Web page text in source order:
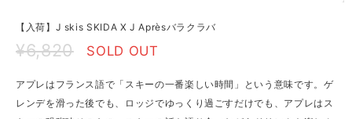
【入荷】J skis SKIDA X J Aprèsバラクラバ
¥6,820 SOLD OUT
アプレはフランス語で「スキーの一番楽しい時間」という意味です。ゲ
レンデを滑った後でも、ロッジでゆっくり過ごすだけでも、アプレはス